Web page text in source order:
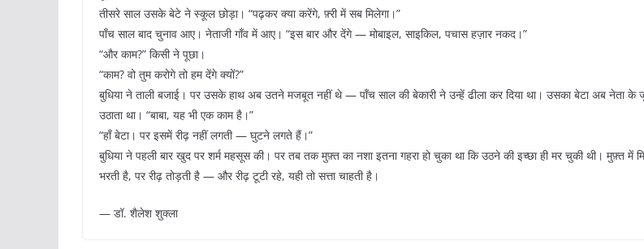
तीसरे साल उसके बेटे ने स्कूल छोड़ा। “पढ़कर क्या करेंगे, फ़्री में सब मिलेगा।”
पाँच साल बाद चुनाव आए। नेताजी गाँव में आए। “इस बार और देंगे — मोबाइल, साइकिल, पचास हज़ार नकद।”
“और काम?” किसी ने पूछा।
“काम? वो तुम करोगे तो हम देंगे क्यों?”
बुधिया ने ताली बजाई। पर उसके हाथ अब उतने मजबूत नहीं थे — पाँच साल की बेकारी ने उन्हें ढीला कर दिया था। उसका बेटा अब नेता
उठाता था। “बाबा, यह भी एक काम है।”
“हाँ बेटा। पर इसमें रीढ़ नहीं लगती — घुटने लगते हैं।”
बुधिया ने पहली बार खुद पर शर्म महसूस की। पर तब तक मुफ़्त का नशा इतना गहरा हो चुका था कि उठने की इच्छा ही मर चुकी थी। मुफ़्त में
भरती है, पर रीढ़ तोड़ती है — और रीढ़ टूटी रहे, यही तो सत्ता चाहती है।
— डॉ. शैलेश शुक्ला